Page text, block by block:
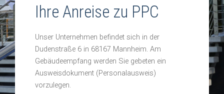
Ihre Anreise zu PPC
Unser Unternehmen befindet sich in der
Dudenstraße 6 in 68167 Mannheim. Am
Gebäudeempfang werden Sie gebeten ein
Ausweisdokument (Personalausweis)
vorzulegen.